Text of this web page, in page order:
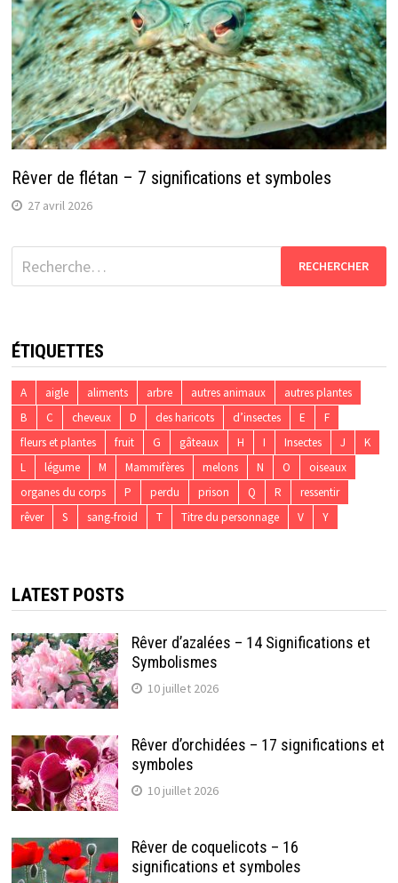
Rêver de flétan – 7 significations et symboles
27 avril 2026
Rechercher :
ÉTIQUETTES
A aigle aliments arbre autres animaux
autres plantes
B
C cheveux D des haricots d’insectes E
F
fleurs et plantes
fruit G gâteaux H I Insectes J
K
L
légume M Mammifères melons N O
oiseaux
organes du corps
P perdu prison Q R
ressentir
rêver
S sang-froid T Titre du personnage V Y
LATEST POSTS
Rêver d’azalées – 14 Significations et
Symbolismes
10 juillet 2026
Rêver d’orchidées – 17 significations et
symboles
10 juillet 2026
Rêver de coquelicots – 16
significations et symboles